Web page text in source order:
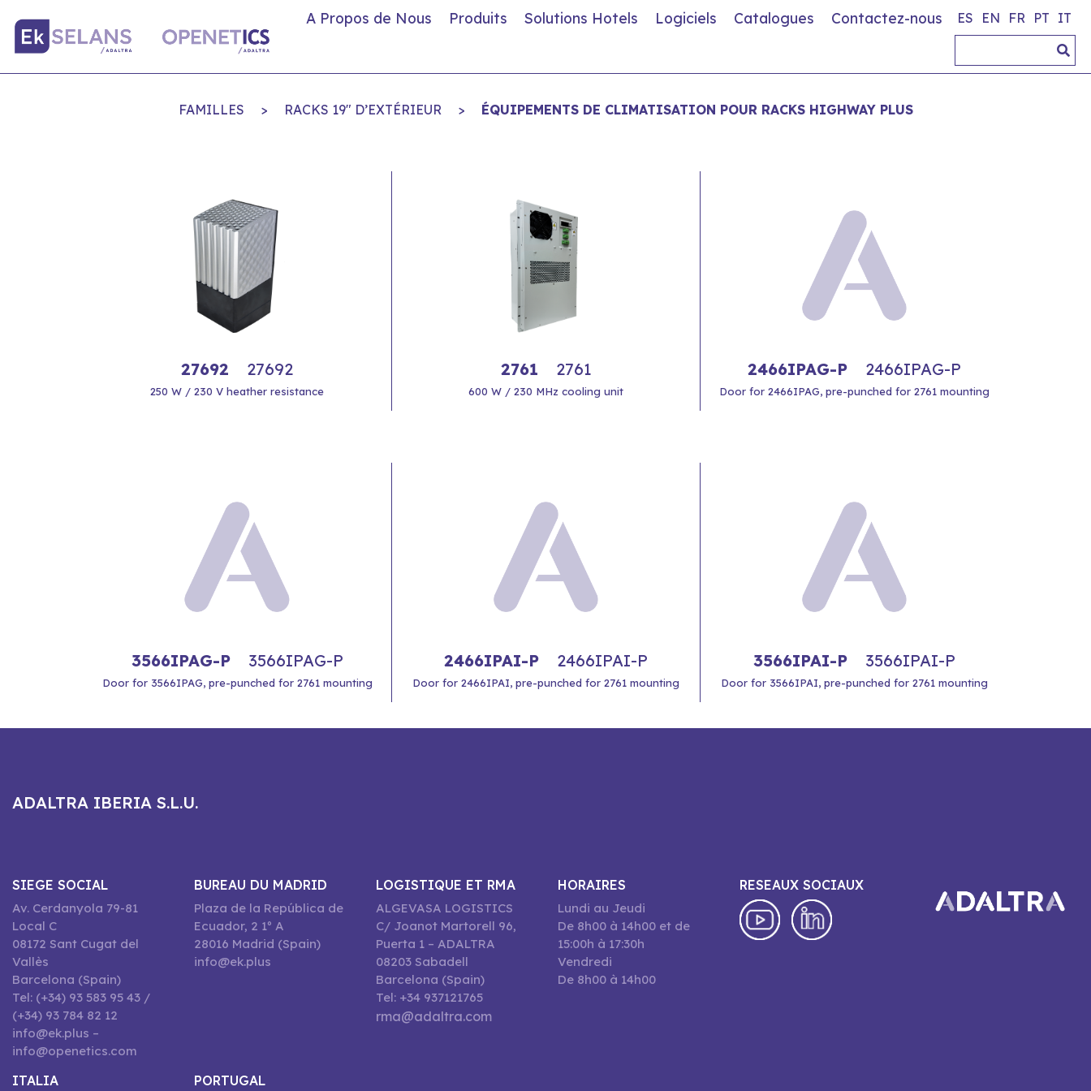
A Propos de Nous Produits Solutions Hotels Logiciels Catalogues Contactez-nous ES EN FR PT IT
FAMILLES > RACKS 19" D’EXTÉRIEUR > ÉQUIPEMENTS DE CLIMATISATION POUR RACKS HIGHWAY PLUS
27692 27692
250 W / 230 V heather resistance
2761 2761
600 W / 230 MHz cooling unit
2466IPAG-P 2466IPAG-P
Door for 2466IPAG, pre-punched for 2761 mounting
3566IPAG-P 3566IPAG-P
Door for 3566IPAG, pre-punched for 2761 mounting
2466IPAI-P 2466IPAI-P
Door for 2466IPAI, pre-punched for 2761 mounting
3566IPAI-P 3566IPAI-P
Door for 3566IPAI, pre-punched for 2761 mounting
ADALTRA IBERIA S.L.U.
SIEGE SOCIAL
Av. Cerdanyola 79-81
Local C
08172 Sant Cugat del
Vallès
Barcelona (Spain)
Tel: (+34) 93 583 95 43 /
(+34) 93 784 82 12
info@ek.plus –
info@openetics.com
BUREAU DU MADRID
Plaza de la República de
Ecuador, 2 1º A
28016 Madrid (Spain)
info@ek.plus
LOGISTIQUE ET RMA
ALGEVASA LOGISTICS
C/ Joanot Martorell 96,
Puerta 1 – ADALTRA
08203 Sabadell
Barcelona (Spain)
Tel: +34 937121765
rma@adaltra.com
HORAIRES
Lundi au Jeudi
De 8h00 à 14h00 et de
15:00h à 17:30h
Vendredi
De 8h00 à 14h00
RESEAUX SOCIAUX
ITALIA PORTUGAL